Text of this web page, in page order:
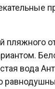
пляжного
вода